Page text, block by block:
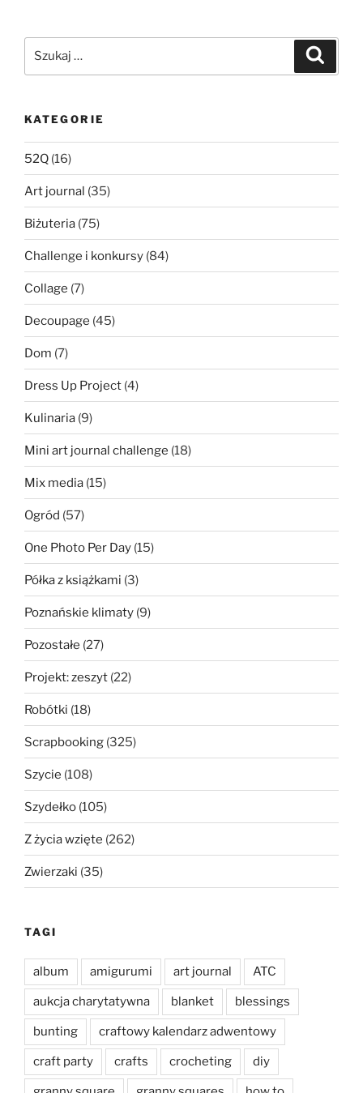
KATEGORIE
52Q (16)
Art journal (35)
Biżuteria (75)
Challenge i konkursy (84)
Collage (7)
Decoupage (45)
Dom (7)
Dress Up Project (4)
Kulinaria (9)
Mini art journal challenge (18)
Mix media (15)
Ogród (57)
One Photo Per Day (15)
Półka z książkami (3)
Poznańskie klimaty (9)
Pozostałe (27)
Projekt: zeszyt (22)
Robótki (18)
Scrapbooking (325)
Szycie (108)
Szydełko (105)
Z życia wzięte (262)
Zwierzaki (35)
TAGI
album amigurumi art journal ATC
aukcja charytatywna blanket blessings
bunting craftowy kalendarz adwentowy
craft party crafts crocheting diy